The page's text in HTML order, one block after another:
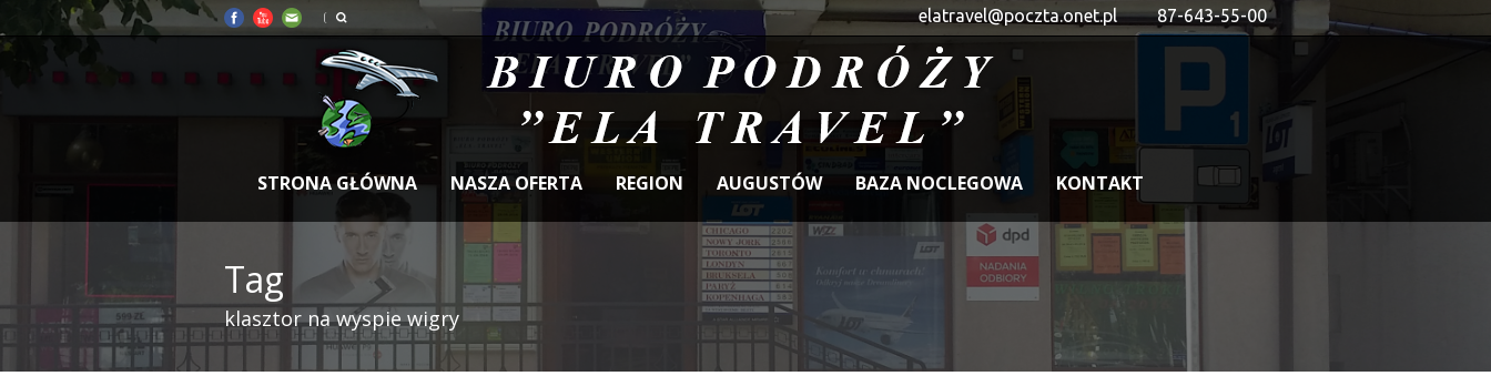
elatravel@poczta.onet.pl 87-643-55-00
STRONA GŁÓWNA NASZA OFERTA REGION AUGUSTÓW BAZA NOCLEGOWA KONTAKT
Tag
klasztor na wyspie wigry